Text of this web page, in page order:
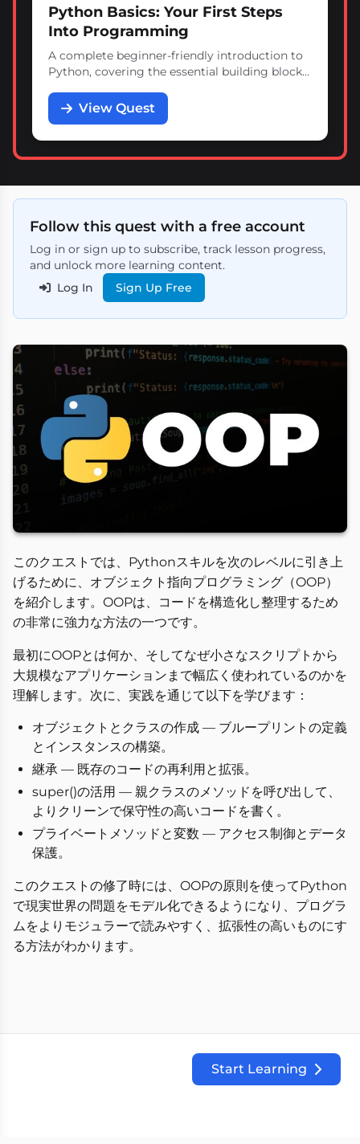
Python Basics: Your First Steps
Into Programming
A complete beginner-friendly introduction to
Python, covering the essential building blocks
View Quest
Follow this quest with a free account
Log in or sign up to subscribe, track lesson progress,
and unlock more learning content.
Log In
Sign Up Free
このクエストでは、Pythonスキルを次のレベルに引き上
げるために、オブジェクト指向プログラミング（OOP）
を紹介します。OOPは、コードを構造化し整理するため
の非常に強力な方法の一つです。
最初にOOPとは何か、そしてなぜ小さなスクリプトから
大規模なアプリケーションまで幅広く使われているのかを
理解します。次に、実践を通じて以下を学びます：
オブジェクトとクラスの作成 — ブループリントの定義
とインスタンスの構築。
継承 — 既存のコードの再利用と拡張。
super()の活用 — 親クラスのメソッドを呼び出して、
よりクリーンで保守性の高いコードを書く。
プライベートメソッドと変数 — アクセス制御とデータ
保護。
このクエストの修了時には、OOPの原則を使ってPython
で現実世界の問題をモデル化できるようになり、プログラ
ムをよりモジュラーで読みやすく、拡張性の高いものにす
る方法がわかります。
Start Learning